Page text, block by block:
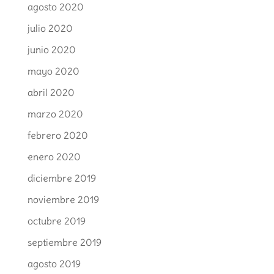
agosto 2020
julio 2020
junio 2020
mayo 2020
abril 2020
marzo 2020
febrero 2020
enero 2020
diciembre 2019
noviembre 2019
octubre 2019
septiembre 2019
agosto 2019